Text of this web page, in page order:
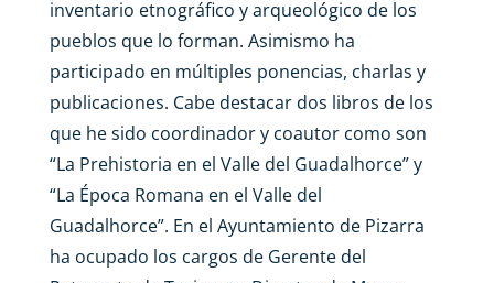
inventario etnográfico y arqueológico de los
pueblos que lo forman. Asimismo ha
participado en múltiples ponencias, charlas y
publicaciones. Cabe destacar dos libros de los
que he sido coordinador y coautor como son
“La Prehistoria en el Valle del Guadalhorce” y
“La Época Romana en el Valle del
Guadalhorce”. En el Ayuntamiento de Pizarra
ha ocupado los cargos de Gerente del